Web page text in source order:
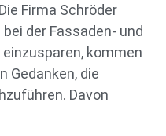
Firma Schröder
der Fassaden- und
kommen
Gedanken, die
Davon